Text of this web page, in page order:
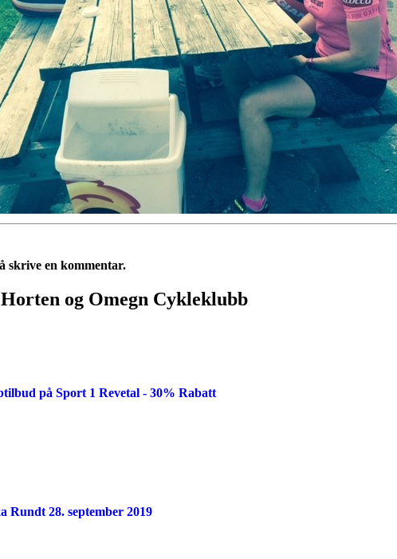
skrive en kommentar.
og Omegn Cykleklubb
på Sport 1 Revetal - 30% Rabatt
Rundt 28. september 2019